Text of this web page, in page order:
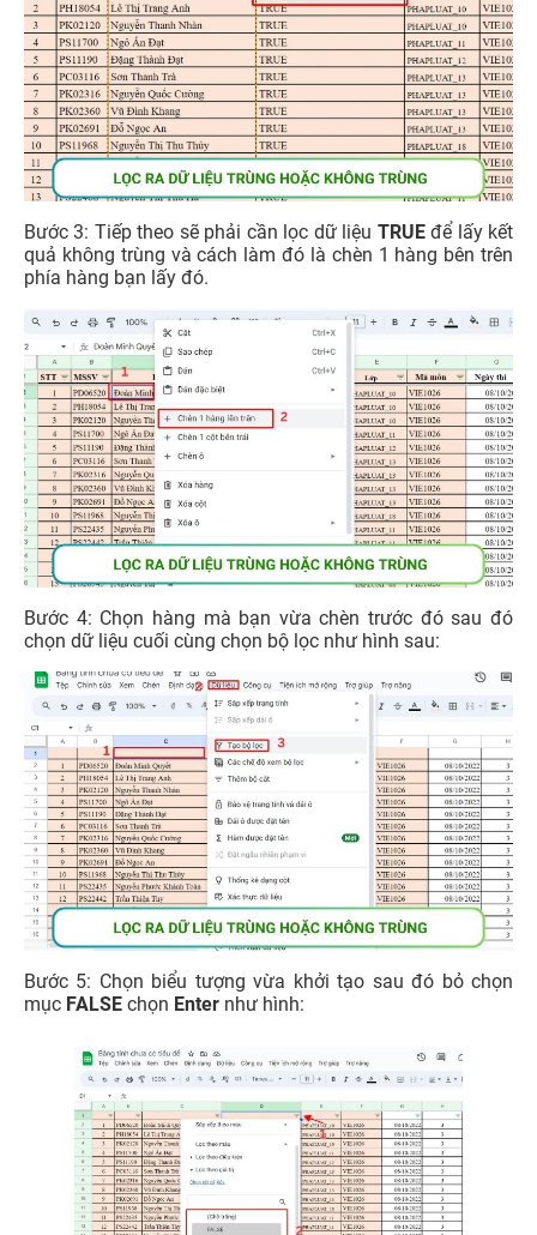
Bước 3: Tiếp theo sẽ phải cần lọc dữ liệu TRUEđể lấy kết
quả không trùng và cách làm đó là chèn 1 hàng bên trên
phía hàng bạn lấy đó.
Bước 4: Chọn hàng mà bạn vừa chèn trước đó sau đó
chọn dữ liệu cuối cùng chọn bộ lọc như hình sau:
Bước 5: Chọn biểu tượng vừa khởi tạo sau đó bỏ chọn
mục FALSE chọn Enter như hình: